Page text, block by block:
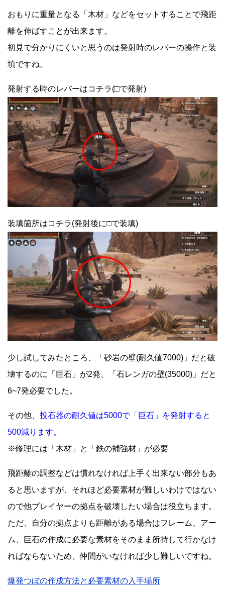
おもりに重量となる「木材」などをセットすることで飛距
離を伸ばすことが出来ます。
初見で分かりにくいと思うのは発射時のレバーの操作と装
填ですね。
発射する時のレバーはコチラ(□で発射)
装填箇所はコチラ(発射後に□で装填)
少し試してみたところ、「砂岩の壁(耐久値7000)」だと破
壊するのに「巨石」が2発、「石レンガの壁(35000)」だと
6~7発必要でした。
その他、 投石器の耐久値は5000で「巨石」を発射すると
500減ります。
※修理には「木材」と「鉄の補強材」が必要
飛距離の調整などは慣れなければ上手く出来ない部分もあ
ると思いますが、それほど必要素材が難しいわけではない
ので他プレイヤーの拠点を破壊したい場合は役立ちます。
ただ、自分の拠点よりも距離がある場合はフレーム、アー
ム、巨石の作成に必要な素材をそのまま所持して行かなけ
ればならないため、仲間がいなければ少し難しいですね。
爆発つぼの作成方法と必要素材の入手場所